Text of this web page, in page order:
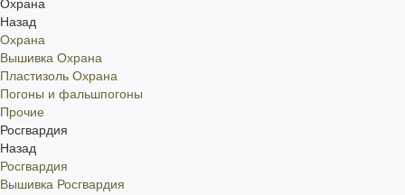
Назад
Охрана
Вышивка Охрана
Пластизоль Охрана
Погоны и фальшпогоны
Прочие
Росгвардия
Назад
Росгвардия
Вышивка Росгвардия